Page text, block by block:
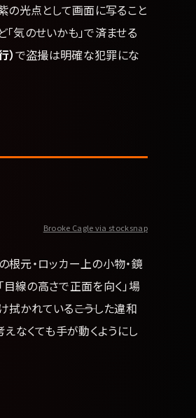
の光点として画面に写ること
気のせいかも」で済ませる
で盗撮は明確な犯罪にな
Brooke Cagle via stocksnap
元・ロッカー上の小物・鏡
目線の高さで正面を向く」場
かれている――こうした違和
なくても手が動くようにし